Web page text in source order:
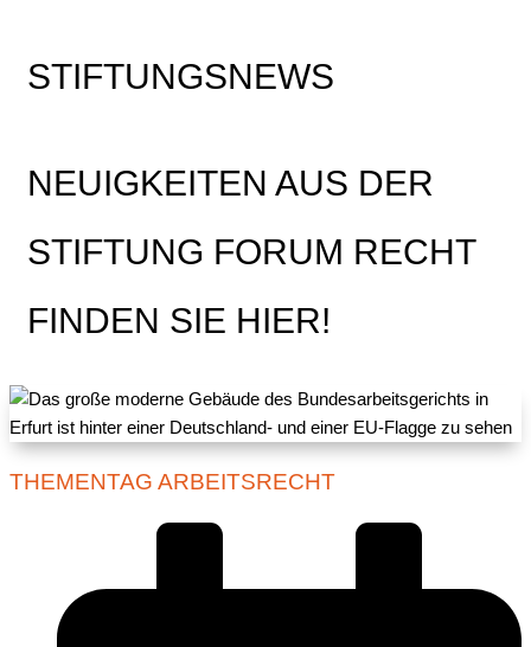
STIFTUNGSNEWS
NEUIGKEITEN AUS DER
STIFTUNG FORUM RECHT
FINDEN SIE HIER!
THEMENTAG ARBEITSRECHT